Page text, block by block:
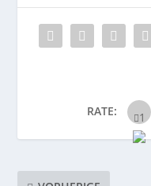
RATE: